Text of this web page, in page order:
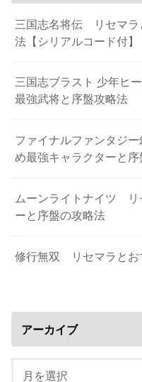
三国志名将伝 リセマラ
法【シリアルコード付】
三国志ブラスト 少年ヒ
最強武将と序盤攻略法
ファイナルファンタジ
め最強キャラクターと
ムーンライトナイツ リ
ーと序盤の攻略法
修行無双 リセマラとお
アーカイブ